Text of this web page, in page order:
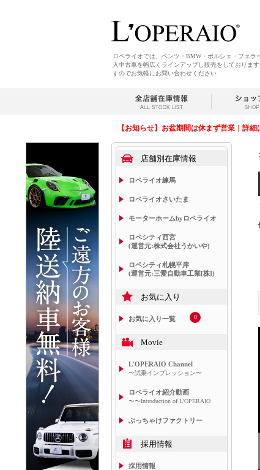
ロペライオでは、ベンツ・BMW・ポルシェ・フェラ
入中古車を幅広くラインアップし販売をしておりま
すのでお気軽にお問い合わせください
【お知らせ】お盆期間は休まず営業｜詳細
店舗別在庫情報
ロペライオ練馬
ロペライオさいたま
モーターホームbyロペライオ
ロペシティ西宮
(運営元:株式会社うかいや)
ロペシティ札幌平岸
(運営元:三愛自動車工業[株])
お気に入り
お気に入り一覧 0
Movie
L'OPERAIO Channel
〜試乗インプレッション〜
ロペライオ紹介動画
〜〜Introduction of L'OPERAIO
ぶっちゃけファクトリー
採用情報
採用情報